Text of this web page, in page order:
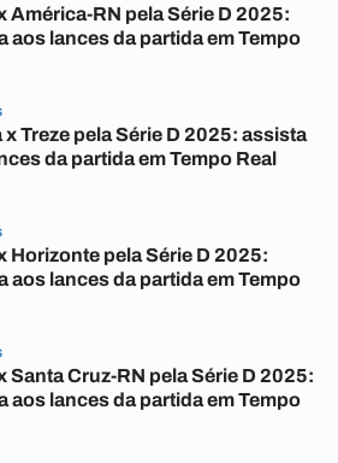
América-RN pela Série D 2025:
aos lances da partida em Tempo
x Treze pela Série D 2025: assista
da partida em Tempo Real
Horizonte pela Série D 2025:
aos lances da partida em Tempo
Santa Cruz-RN pela Série D 2025:
aos lances da partida em Tempo